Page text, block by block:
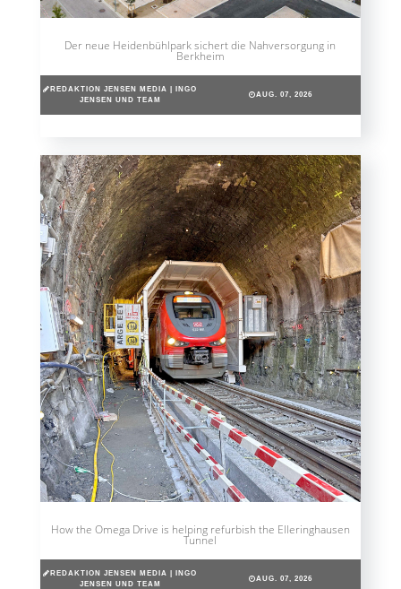
Der neue Heidenbühlpark sichert die Nahversorgung in
Berkheim
REDAKTION JENSEN MEDIA | INGO
JENSEN UND TEAM
AUG. 07, 2026
How the Omega Drive is helping refurbish the Elleringhausen
Tunnel
REDAKTION JENSEN MEDIA | INGO
JENSEN UND TEAM
AUG. 07, 2026